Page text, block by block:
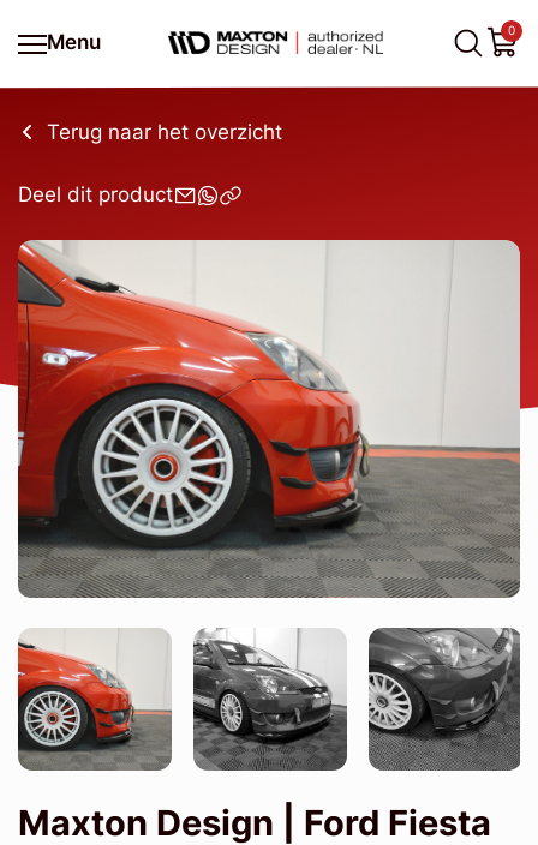
Menu
0
Terug naar het overzicht
Deel dit product
Maxton Design | Ford Fiesta